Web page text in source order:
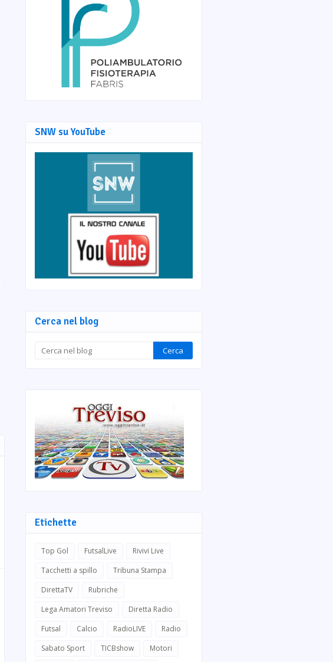
SNW su YouTube
Cerca nel blog
Etichette
Top Gol FutsalLive
Rivivi Live
Tacchetti a spillo
Tribuna Stampa
DirettaTV
Rubriche
Lega Amatori Treviso
Diretta Radio
Futsal
Calcio RadioLIVE
Radio
Sabato Sport
TICBshow
Motori